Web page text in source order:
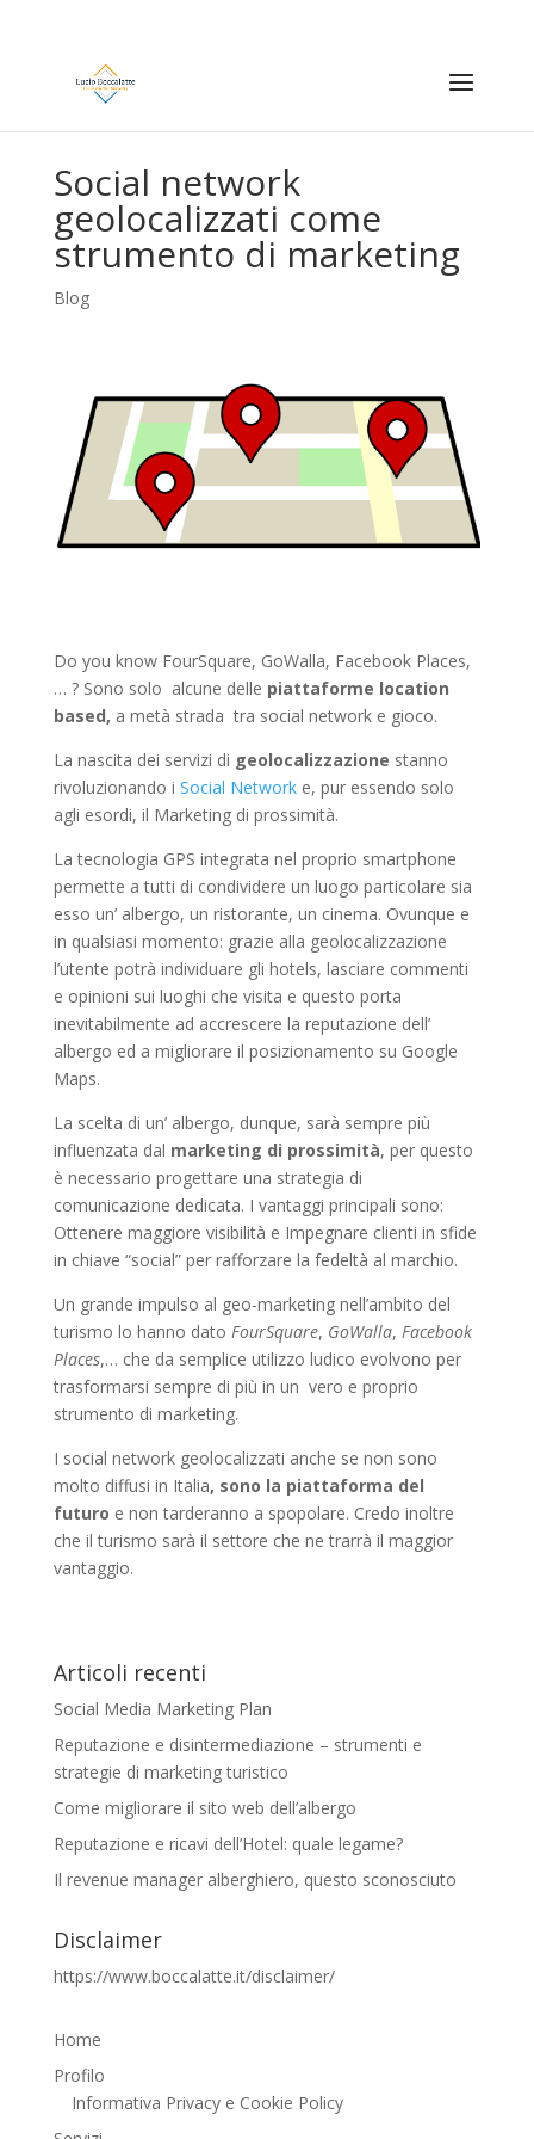
Social network
geolocalizzati come
strumento di marketing
Blog
Do you know FourSquare, GoWalla, Facebook Places,
… ? Sono solo alcune delle piattaforme location
based, a metà strada tra social network e gioco.
La nascita dei servizi di geolocalizzazione stanno
rivoluzionando i Social Networke, pur essendo solo
agli esordi, il Marketing di prossimità.
La tecnologia GPS integrata nel proprio smartphone
permette a tutti di condividere un luogo particolare sia
esso un’ albergo, un ristorante, un cinema. Ovunque e
in qualsiasi momento: grazie alla geolocalizzazione
l’utente potrà individuare gli hotels, lasciare commenti
e opinioni sui luoghi che visita e questo porta
inevitabilmente ad accrescere la reputazione dell’
albergo ed a migliorare il posizionamento su Google
Maps.
La scelta di un’ albergo, dunque, sarà sempre più
influenzata dal marketing di prossimità, per questo
è necessario progettare una strategia di
comunicazione dedicata. I vantaggi principali sono:
Ottenere maggiore visibilità e Impegnare clienti in sfide
in chiave “social” per rafforzare la fedeltà al marchio.
Un grande impulso al geo-marketing nell’ambito del
turismo lo hanno dato FourSquare, GoWalla, Facebook
Places,… che da semplice utilizzo ludico evolvono per
trasformarsi sempre di più in un vero e proprio
strumento di marketing.
I social network geolocalizzati anche se non sono
molto diffusi in Italia, sono la piattaforma del
futuro e non tarderanno a spopolare. Credo inoltre
che il turismo sarà il settore che ne trarrà il maggior
vantaggio.
Articoli recenti
Social Media Marketing Plan
Reputazione e disintermediazione – strumenti e
strategie di marketing turistico
Come migliorare il sito web dell’albergo
Reputazione e ricavi dell’Hotel: quale legame?
Il revenue manager alberghiero, questo sconosciuto
Disclaimer
https://www.boccalatte.it/disclaimer/
Home
Profilo
Informativa Privacy e Cookie Policy